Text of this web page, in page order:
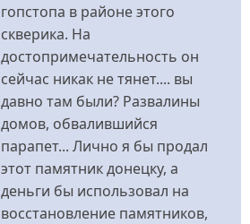
Андрей
гопстопа в районе этого
скверика. На
достопримечательность он
сейчас никак не тянет.... вы
давно там были? Развалины
домов, обвалившийся
парапет... Лично я бы продал
этот памятник донецку, а
деньги бы использовал на
восстановление памятников,